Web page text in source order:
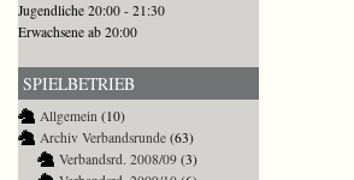
Jugendliche 20:00 - 21:30
Erwachsene ab 20:00
SPIELBETRIEB
Allgemein (10)
Archiv Verbandsrunde (63)
Verbandsrd. 2008/09 (3)